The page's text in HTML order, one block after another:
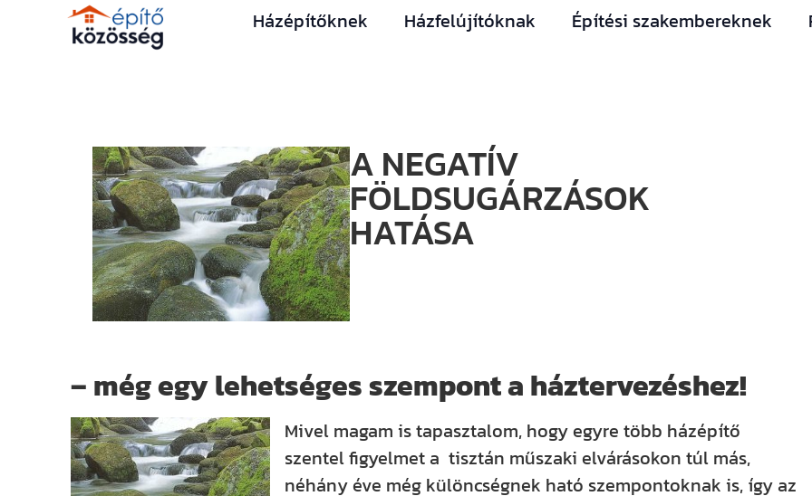
Házépítőknek Házfelújítóknak Építési szakembereknek
A NEGATÍV
FÖLDSUGÁRZÁSOK
HATÁSA
– még egy lehetséges szempont a háztervezéshez!
Mivel magam is tapasztalom, hogy egyre több házépítő
szentel figyelmet a tisztán műszaki elvárásokon túl más,
néhány éve még különcségnek ható szempontoknak is, így az